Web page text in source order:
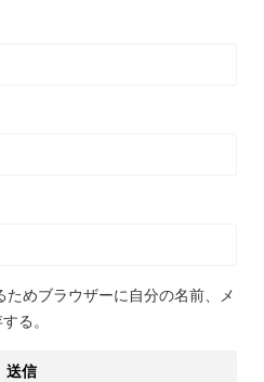
ためブラウザーに自分の名前、メ
る。